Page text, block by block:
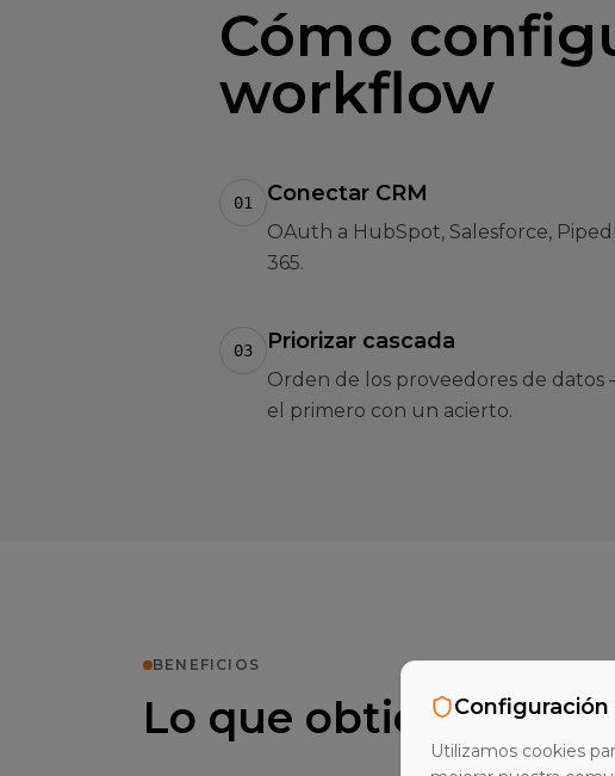
Cómo
workflow
01 Conectar CRM
OAuth a HubSpot, Salesforce,
365.
03 Priorizar cascada
Orden de los proveedores de
el primero con un acierto.
BENEFICIOS
Lo que obtienes
Utilizamos cookies